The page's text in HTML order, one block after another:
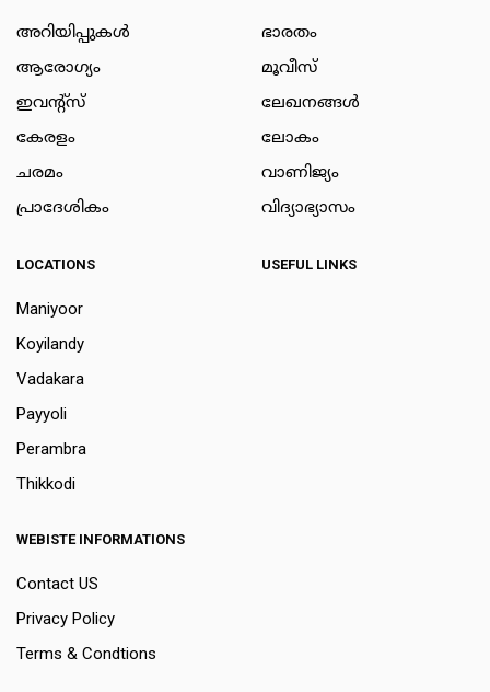
അറിയിപ്പുകള്‍
ആരോഗ്യം
ഇവന്റ്സ്
കേരളം
ചരമം
പ്രാദേശികം
ഭാരതം
മൂവീസ്
ലേഖനങ്ങള്‍
ലോകം
വാണിജ്യം
വിദ്യാഭ്യാസം
LOCATIONS
Maniyoor
Koyilandy
Vadakara
Payyoli
Perambra
Thikkodi
USEFUL LINKS
WEBISTE INFORMATIONS
Contact US
Privacy Policy
Terms & Condtions